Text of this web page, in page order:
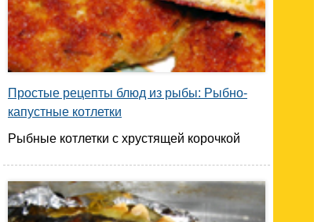
Простые рецепты блюд из рыбы: Рыбно-
капустные котлетки
Рыбные котлетки с хрустящей корочкой